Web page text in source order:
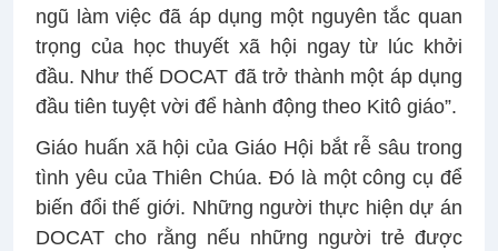
ngũ làm việc đã áp dụng một nguyên tắc quan
trọng của học thuyết xã hội ngay từ lúc khởi
đầu. Như thế DOCAT đã trở thành một áp dụng
đầu tiên tuyệt vời để hành động theo Kitô giáo”.
Giáo huấn xã hội của Giáo Hội bắt rễ sâu trong
tình yêu của Thiên Chúa. Đó là một công cụ để
biến đổi thế giới. Những người thực hiện dự án
DOCAT cho rằng nếu những người trẻ được